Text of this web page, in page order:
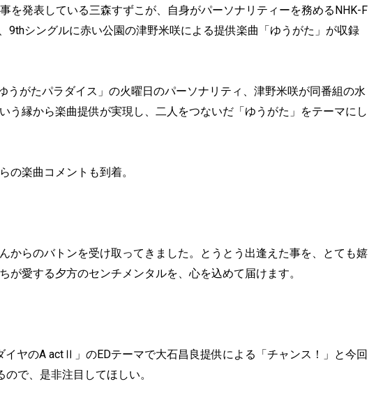
を発表している三森すずこが、自身がパーソナリティーを務めるNHK-F
9thシングルに赤い公園の津野米咲による提供楽曲「ゆうがた」が収録
うがたパラダイス」の火曜日のパーソナリティ、津野米咲が同番組の水
う縁から楽曲提供が実現し、二人をつないだ「ゆうがた」をテーマにし
の楽曲コメントも到着。
からのバトンを受け取ってきました。とうとう出逢えた事を、とても嬉
が愛する夕方のセンチメンタルを、心を込めて届けます。
イヤのA actⅡ」のEDテーマで大石昌良提供による「チャンス！」と今回
で、是非注目してほしい。